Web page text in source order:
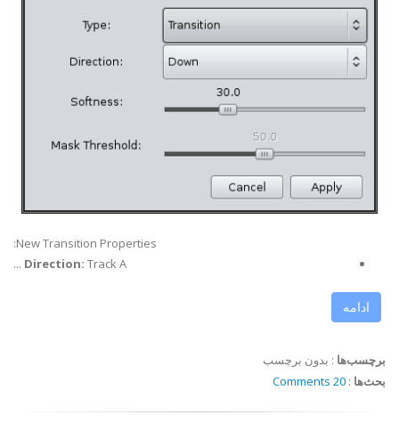
New Transition Properties:
Direction: Track A ...
ادامه
برچسب‌ها : بدون برچسب
بحث‌ها :
20 Comments